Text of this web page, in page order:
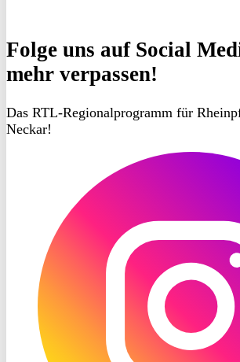
Folge uns auf Social
mehr verpassen!
Das RTL-Regionalprogramm für
Neckar!
Instagram